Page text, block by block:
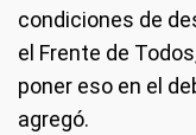
condiciones de
el Frente de
poner eso en el
agregó.